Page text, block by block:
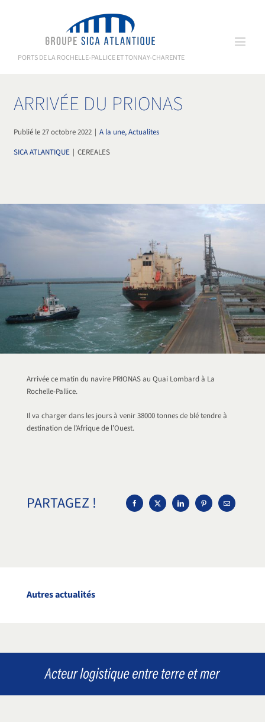
PORTS DE LA ROCHELLE-PALLICE ET TONNAY-CHARENTE
ARRIVÉE DU PRIONAS
Publié le 27 octobre 2022 | A la une, Actualites
SICA ATLANTIQUE | CEREALES
Arrivée ce matin du navire PRIONAS au Quai Lombard à La
Rochelle-Pallice.
Il va charger dans les jours à venir 38000 tonnes de blé tendre à
destination de l’Afrique de l’Ouest.
PARTAGEZ !
Autres actualités